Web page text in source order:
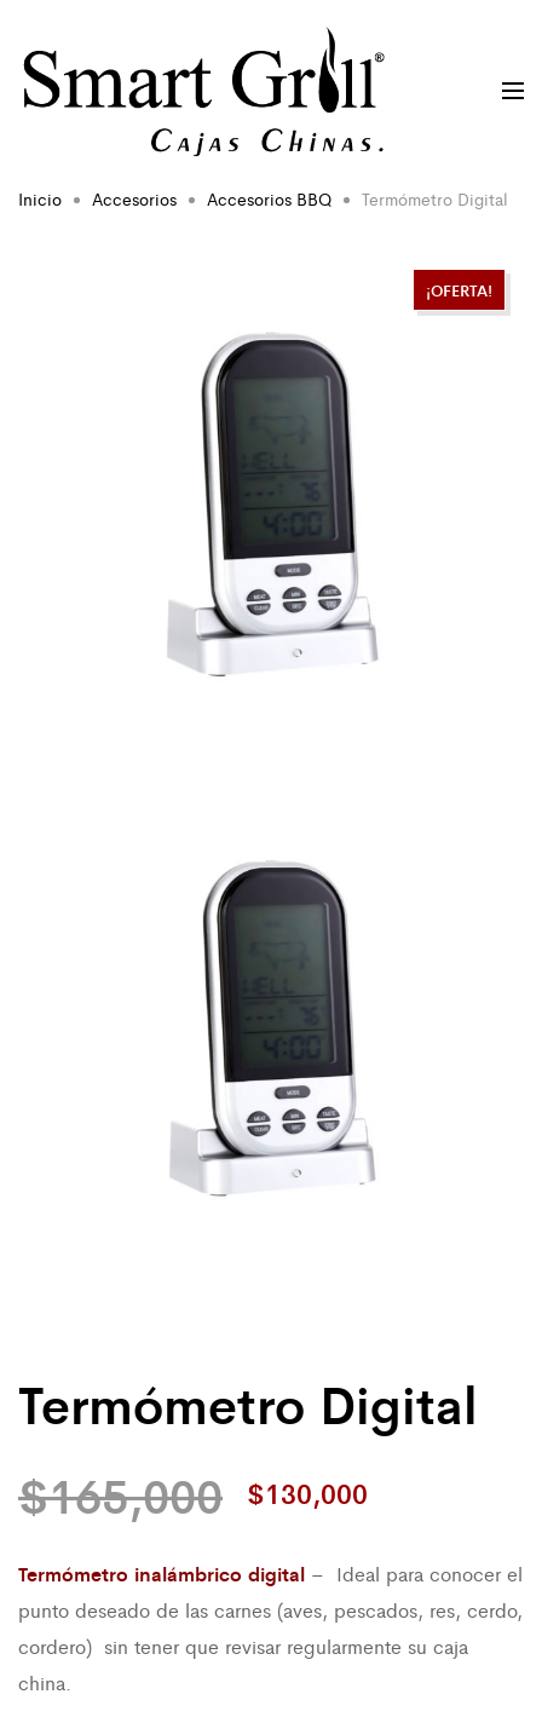
Inicio Accesorios Accesorios BBQ Termómetro Digital
¡OFERTA!
Termómetro Digital
$165,000 $130,000
Termómetro inalámbrico digital – Ideal para conocer el
punto deseado de las carnes (aves, pescados, res, cerdo,
cordero) sin tener que revisar regularmente su caja
china.